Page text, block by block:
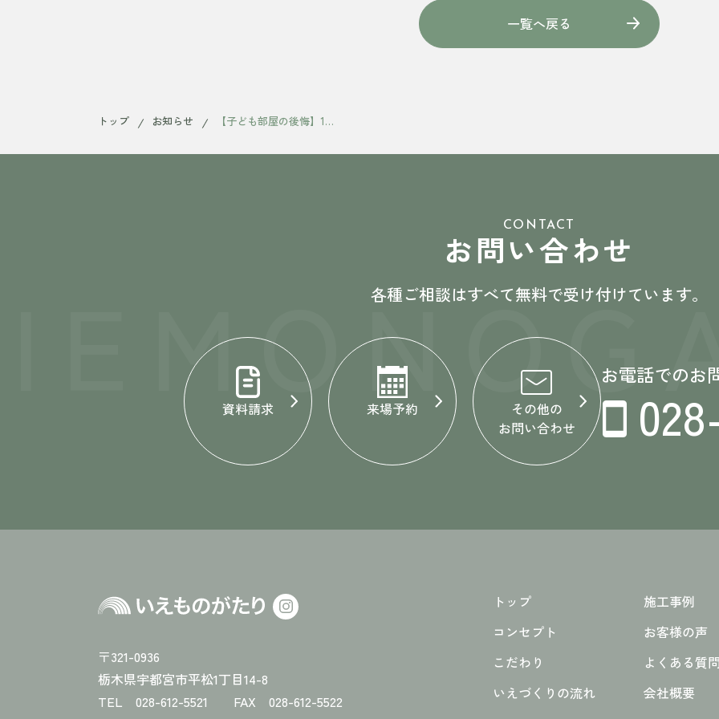
一覧へ戻る
トップ お知らせ 【子ども部屋の後悔】10年後に「ただの物置」にしない間取り
CONTACT
お問い合わせ
各種ご相談はすべて無料で受け付けています。
資料請求 来場予約
その他の
お問い合わせ
お電話でのお
〒321-0936
栃木県宇都宮市平松1丁目14-8
TEL 028-612-5521 FAX 028-612-5522
トップ
コンセプト
こだわり
いえづくりの流れ
施工事例
お客様の声
よくある質
会社概要